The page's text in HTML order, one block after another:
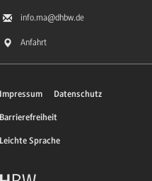
info.ma@dhbw.de
Anfahrt
Impressum Datenschutz
Barrierefreiheit
Leichte Sprache